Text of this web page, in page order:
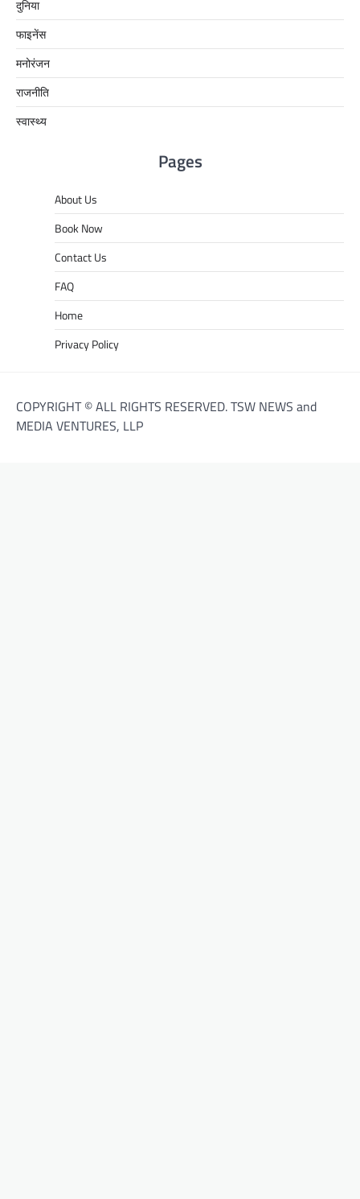
दुनिया
फाइनेंस
मनोरंजन
राजनीति
स्वास्थ्य
Pages
About Us
Book Now
Contact Us
FAQ
Home
Privacy Policy
COPYRIGHT © ALL RIGHTS RESERVED. TSW NEWS and
MEDIA VENTURES, LLP